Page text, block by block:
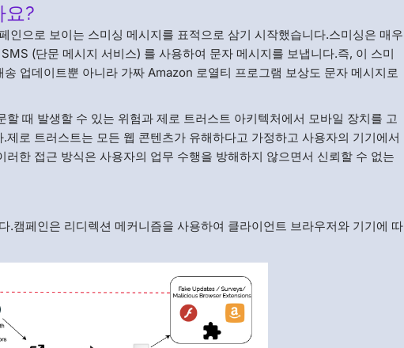
요?
인으로 보이는 스미싱 메시지를 표적으로 삼기 시작했습니다.스미싱은 매우
(단문 메시지 서비스) 를 사용하여 문자 메시지를 보냅니다.즉, 이 스미
업데이트뿐 아니라 가짜 Amazon 로열티 프로그램 보상도 문자 메시지로
때 발생할 수 있는 위험과 제로 트러스트 아키텍처에서 모바일 장치를 고
로 트러스트는 모든 웹 콘텐츠가 유해하다고 가정하고 사용자의 기기에서
한 접근 방식은 사용자의 업무 수행을 방해하지 않으면서 신뢰할 수 없는
.캠페인은 리디렉션 메커니즘을 사용하여 클라이언트 브라우저와 기기에 따